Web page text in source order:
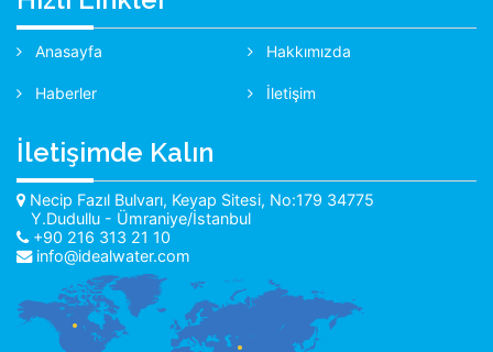
Anasayfa Hakkımızda
Haberler İletişim
İletişimde Kalın
Necip Fazıl Bulvarı, Keyap Sitesi, No:179 34775
Y.Dudullu - Ümraniye/İstanbul
+90 216 313 21 10
info@idealwater.com